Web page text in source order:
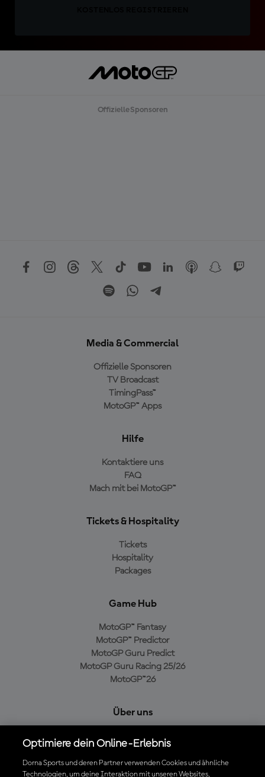
Offizielle Sponsoren
Media & Commercial
Offizielle Sponsoren
TV Broadcast
TimingPass™
MotoGP™ Apps
Hilfe
Kontaktiere uns
FAQ
Mach mit bei MotoGP™
Tickets & Hospitality
Tickets
Hospitality
Packages
Game Hub
MotoGP™ Fantasy
MotoGP™ Predictor
MotoGP Guru Predict
MotoGP Guru Racing 25/26
MotoGP™26
Über uns
Cookie-Richtlinien
Geschäftsbedingungen
Optimiere dein Online-Erlebnis
Dorna Sports und deren Partner verwenden Cookies und ähnliche
Technologien, um deine Interaktion mit unseren Websites,